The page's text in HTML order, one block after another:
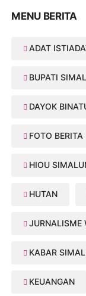
MENU BERITA
ADAT
BUPATI
DAYOK
FOTO BERITA
HIOU
HUTAN
JURNALISME
KABAR
KEUANGAN